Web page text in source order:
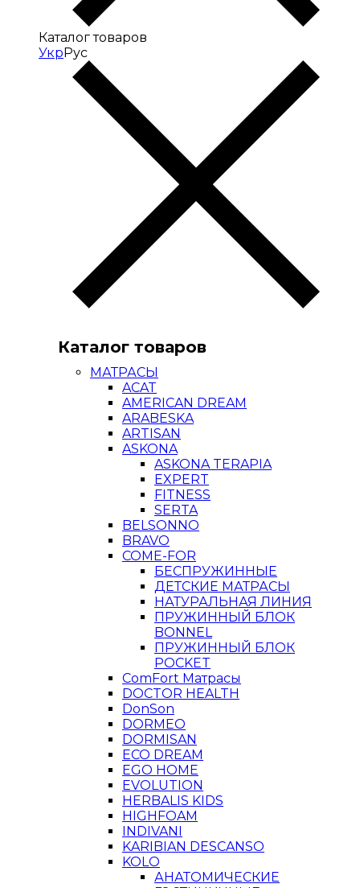
Каталог товаров
УкрРус
Каталог товаров
МАТРАСЫ
ACAT
AMERICAN DREAM
ARABESKA
ARTISAN
ASKONA
ASKONA TERAPIA
EXPERT
FITNESS
SERTA
BELSONNO
BRAVO
COME-FOR
БЕСПРУЖИННЫЕ
ДЕТСКИЕ МАТРАСЫ
НАТУРАЛЬНАЯ ЛИНИЯ
ПРУЖИННЫЙ БЛОК
BONNEL
ПРУЖИННЫЙ БЛОК
POCKET
ComFort Матрасы
DOCTOR HEALTH
DonSon
DORMEO
DORMISAN
ECO DREAM
EGO HOME
EVOLUTION
HERBALIS KIDS
HIGHFOAM
INDIVANI
KARIBIAN DESCANSO
KOLO
АНАТОМИЧЕСКИЕ